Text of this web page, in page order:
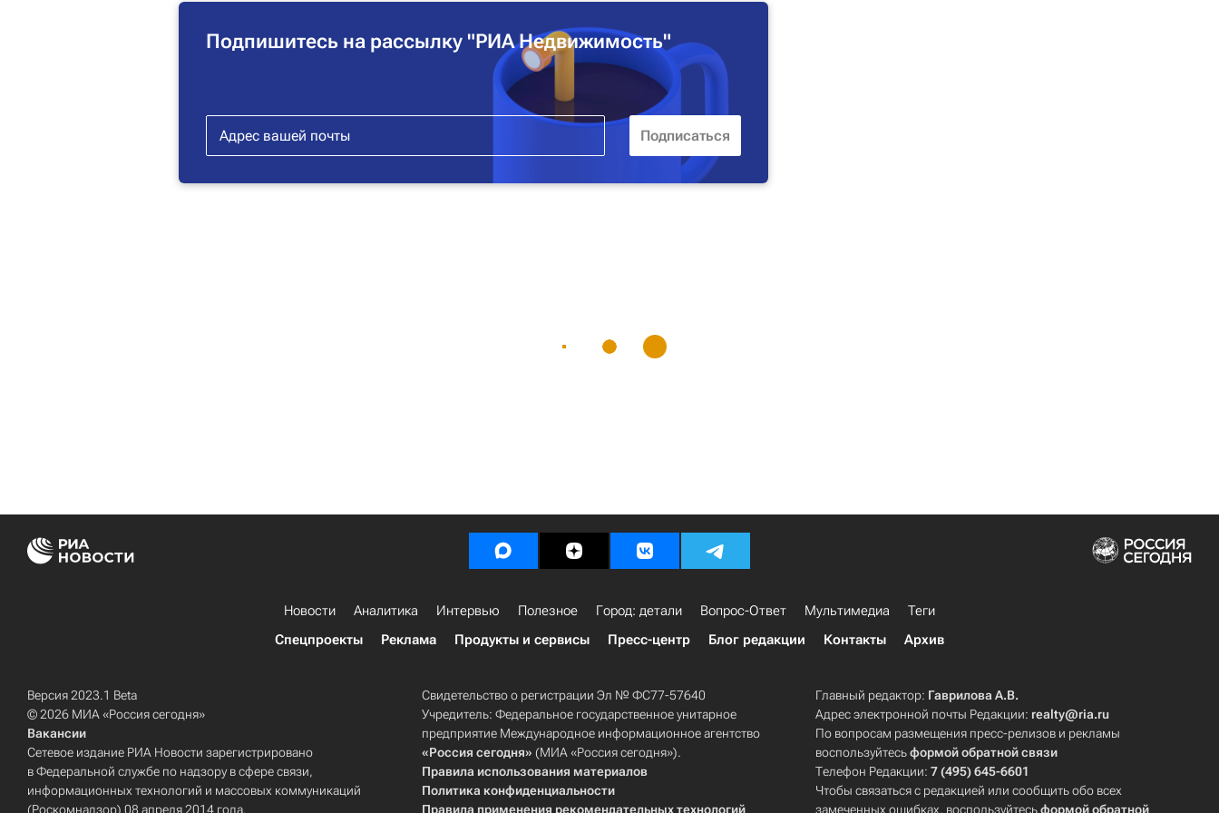
Подпишитесь на рассылку "РИА Недвижимость"
Новости Аналитика Интервью Полезное Город: детали Вопрос-Ответ Мультимедиа
Теги
Спецпроекты
Реклама Продукты и сервисы Пресс-центр Блог редакции Контакты Архив
Версия 2023.1 Beta
© 2026 МИА «Россия сегодня»
Вакансии
Сетевое издание РИА Новости зарегистрировано
в Федеральной службе по надзору в сфере связи,
информационных технологий и массовых коммуникаций
(Роскомнадзор) 08 апреля 2014 года.
Свидетельство о регистрации Эл № ФС77-57640
Учредитель: Федеральное государственное унитарное
предприятие Международное информационное агентство
«Россия сегодня» (МИА «Россия сегодня»).
Правила использования материалов
Политика конфиденциальности
Правила применения рекомендательных технологий
Главный редактор: Гаврилова А.В.
Адрес электронной почты Редакции: realty@ria.ru
По вопросам размещения пресс-релизов и рекламы
воспользуйтесьформой обратной связи
Телефон Редакции:7 (495) 645-6601
Чтобы связаться с редакцией или сообщить обо всех
замеченных ошибках, воспользуйтесьформой обратной